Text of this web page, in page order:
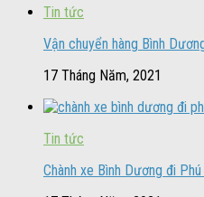
Tin tức
Vận chuyển hàng Bình
17 Tháng Năm, 2021
Tin tức
Chành xe Bình Dương đi